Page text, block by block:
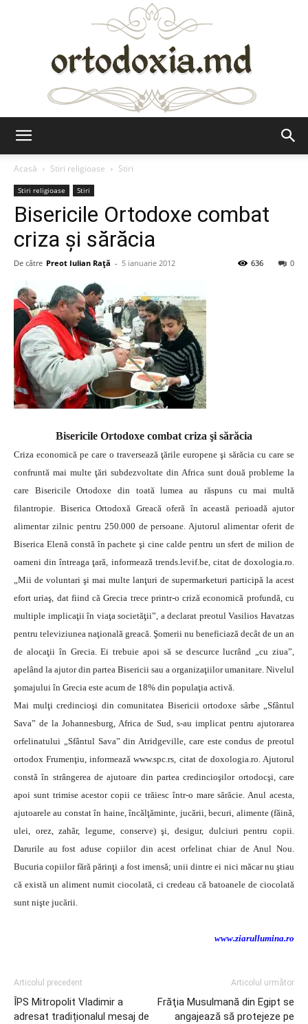
Acasă
Stiri religioase Stiri
Stiri religioase Stiri
Bisericile Ortodoxe combat
criza şi sărăcia
De către Preot Iulian Raţă - 5 ianuarie 2012 0
636
Bisericile Ortodoxe combat criza şi sărăcia
Criza economică pe care o traversează ţările europene şi sărăcia cu care se
confruntă mai multe ţări subdezvoltate din Africa sunt două probleme la
care Bisericile Ortodoxe din toată lumea au răspuns cu mai multă
filantropie. Biserica Ortodoxă Greacă oferă în această perioadă ajutor
alimentar zilnic pentru 250.000 de persoane. Ajutorul alimentar oferit de
Biserica Elenă constă în pachete şi cine calde pentru un sfert de milion de
oameni din întreaga ţară, informează trends.levif.be, citat de doxologia.ro.
„Mii de voluntari şi mai multe lanţuri de supermarketuri participă la acest
efort uriaş, dat fiind că Grecia trece printr-o criză economică profundă, cu
multiple implicaţii în viaţa societăţii”, a declarat preotul Vasilios Havatzas
pentru televiziunea naţională greacă. Şomerii nu beneficiază decât de un an
de alocaţii în Grecia. Ei trebuie apoi să se descurce lucrând „cu ziua”,
apelând la ajutor din partea Bisericii sau a organizaţiilor umanitare. Nivelul
şomajului în Grecia este acum de 18% din populaţia activă.
Mai mulţi credincioşi din comunitatea Bisericii ortodoxe sârbe „Sfântul
Sava” de la Johannesburg, Africa de Sud, s-au implicat pentru ajutorarea
orfelinatului „Sfântul Sava” din Atridgeville, care este condus de preotul
ortodox Frumenţiu, informează www.spc.rs, citat de doxologia.ro. Ajutorul
constă în strângerea de ajutoare din partea credincioşilor ortodocşi, care
apoi sunt trimise acestor copii ce trăiesc într-o mare sărăcie. Anul acesta,
ajutoarele au constat în haine, încălţăminte, jucării, becuri, alimente (făină,
ulei, orez, zahăr, legume, conserve) şi, desigur, dulciuri pentru copii.
Darurile au fost aduse copiilor din acest orfelinat chiar de Anul Nou.
Bucuria copiilor fără părinţi a fost imensă; unii dintre ei nici măcar nu ştiau
că există un aliment numit ciocolată, ci credeau că batoanele de ciocolată
sunt nişte jucării.
www.ziarullumina.ro
Articolul precedent
ÎPS Mitropolit Vladimir a
adresat tradiționalul mesaj de
Articolul următor
Frăţia Musulmană din Egipt se
angajează să protejeze pe